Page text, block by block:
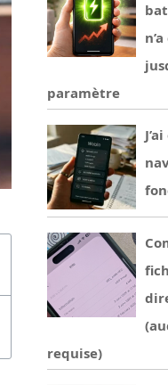
paramètre
requise)